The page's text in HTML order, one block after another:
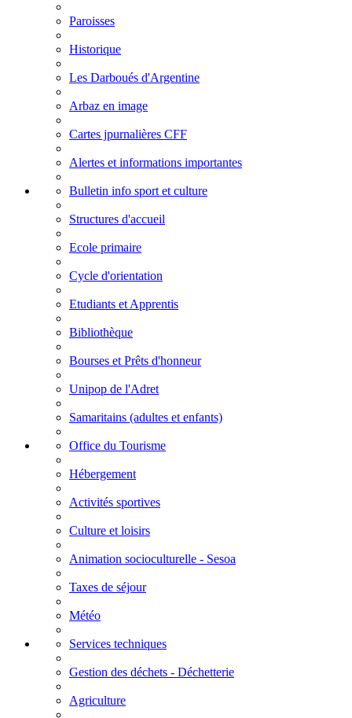
Paroisses
Historique
Les Darboués d'Argentine
Arbaz en image
Cartes jpurnalières CFF
Alertes et informations importantes
Bulletin info sport et culture
Structures d'accueil
Ecole primaire
Cycle d'orientation
Etudiants et Apprentis
Bibliothèque
Bourses et Prêts d'honneur
Unipop de l'Adret
Samaritains (adultes et enfants)
Office du Tourisme
Hébergement
Activités sportives
Culture et loisirs
Animation socioculturelle - Sesoa
Taxes de séjour
Météo
Services techniques
Gestion des déchets - Déchetterie
Agriculture